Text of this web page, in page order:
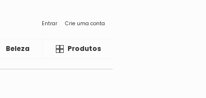
Entrar Crie uma conta
Beleza LiquidaProdutos